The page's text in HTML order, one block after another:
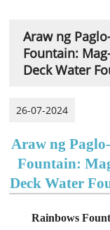
Araw ng
Fountain:
Deck Water
26-07-2024
Araw ng
Fountain:
Deck Water
Rainbows